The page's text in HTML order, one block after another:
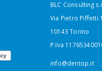
BLC Consulting
Via Pietro Piffetti
10143 Torino
P.Iva
info@dentop.it